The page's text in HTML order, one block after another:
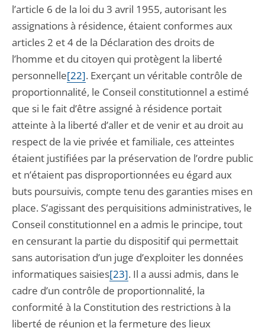
l’article 6 de la loi du 3 avril 1955, autorisant les
assignations à résidence, étaient conformes aux
articles 2 et 4 de la Déclaration des droits de
l’homme et du citoyen qui protègent la liberté
personnelle[22]. Exerçant un véritable contrôle de
proportionnalité, le Conseil constitutionnel a estimé
que si le fait d’être assigné à résidence portait
atteinte à la liberté d’aller et de venir et au droit au
respect de la vie privée et familiale, ces atteintes
étaient justifiées par la préservation de l’ordre public
et n’étaient pas disproportionnées eu égard aux
buts poursuivis, compte tenu des garanties mises en
place. S’agissant des perquisitions administratives, le
Conseil constitutionnel en a admis le principe, tout
en censurant la partie du dispositif qui permettait
sans autorisation d’un juge d’exploiter les données
informatiques saisies[23]. Il a aussi admis, dans le
cadre d’un contrôle de proportionnalité, la
conformité à la Constitution des restrictions à la
liberté de réunion et la fermeture des lieux